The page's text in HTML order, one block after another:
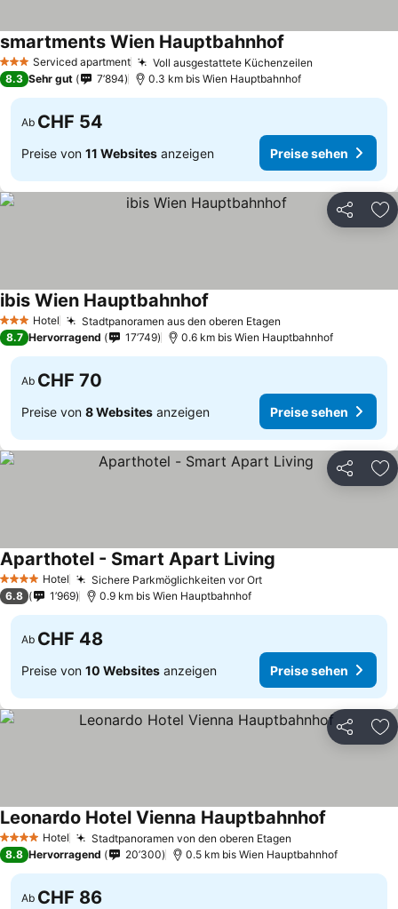
3 SterneServiced apartment Voll ausgestattete Küchenzeilen
smartments Wien Hauptbahnhof
8.3 Sehr gut 7’894 0.3 km bis Wien Hauptbahnhof
Ab CHF 54
Preise von 11 Websites anzeigen Preise sehen
Teilen
3 SterneHotel Stadtpanoramen aus den oberen Etagen
ibis Wien Hauptbahnhof
8.7 Hervorragend 17’749 0.6 km bis Wien Hauptbahnhof
Ab CHF 70
Preise von 8 Websites anzeigen Preise sehen
Teilen
4 Sterne Hotel Sichere Parkmöglichkeiten vor Ort
Aparthotel - Smart Apart Living
6.8 1’969 0.9 km bis Wien Hauptbahnhof
Ab CHF 48
Preise von 10 Websites anzeigen Preise sehen
Teilen
4 Sterne Hotel Stadtpanoramen von den oberen Etagen
Leonardo Hotel Vienna Hauptbahnhof
8.8 Hervorragend 20’300 0.5 km bis Wien Hauptbahnhof
Ab CHF 86